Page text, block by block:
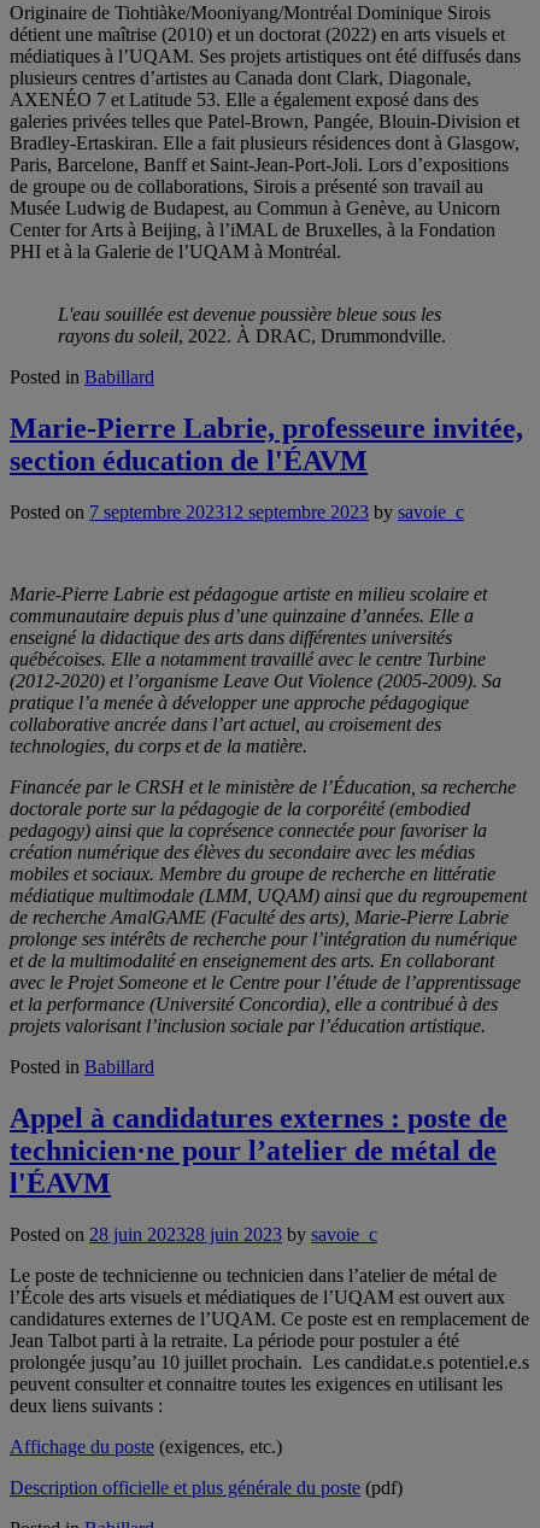
Originaire de Tiohtiàke/Mooniyang/Montréal Dominique Sirois
détient une maîtrise (2010) et un doctorat (2022) en arts visuels et
médiatiques à l’UQAM. Ses projets artistiques ont été diffusés dans
plusieurs centres d’artistes au Canada dont Clark, Diagonale,
AXENÉO 7 et Latitude 53. Elle a également exposé dans des
galeries privées telles que Patel-Brown, Pangée, Blouin-Division et
Bradley-Ertaskiran. Elle a fait plusieurs résidences dont à Glasgow,
Paris, Barcelone, Banff et Saint-Jean-Port-Joli. Lors d’expositions
de groupe ou de collaborations, Sirois a présenté son travail au
Musée Ludwig de Budapest, au Commun à Genève, au Unicorn
Center for Arts à Beijing, à l’iMAL de Bruxelles, à la Fondation
PHI et à la Galerie de l’UQAM à Montréal.
L'eau souillée est devenue poussière bleue sous les
rayons du soleil, 2022. À DRAC, Drummondville.
Posted in Babillard
Marie-Pierre Labrie, professeure invitée,
section éducation de l'ÉAVM
Posted on 7 septembre 202312 septembre 2023 by savoie_c
Marie-Pierre Labrie est pédagogue artiste en milieu scolaire et
communautaire depuis plus d’une quinzaine d’années. Elle a
enseigné la didactique des arts dans différentes universités
québécoises. Elle a notamment travaillé avec le centre Turbine
(2012-2020) et l’organisme Leave Out Violence (2005-2009). Sa
pratique l’a menée à développer une approche pédagogique
collaborative ancrée dans l’art actuel, au croisement des
technologies, du corps et de la matière.
Financée par le CRSH et le ministère de l’Éducation, sa recherche
doctorale porte sur la pédagogie de la corporéité (embodied
pedagogy) ainsi que la coprésence connectée pour favoriser la
création numérique des élèves du secondaire avec les médias
mobiles et sociaux. Membre du groupe de recherche en littératie
médiatique multimodale (LMM, UQAM) ainsi que du regroupement
de recherche AmalGAME (Faculté des arts), Marie-Pierre Labrie
prolonge ses intérêts de recherche pour l’intégration du numérique
et de la multimodalité en enseignement des arts. En collaborant
avec le Projet Someone et le Centre pour l’étude de l’apprentissage
et la performance (Université Concordia), elle a contribué à des
projets valorisant l’inclusion sociale par l’éducation artistique.
Posted in Babillard
Appel à candidatures externes : poste de
technicien·ne pour l’atelier de métal de
l'ÉAVM
Posted on 28 juin 202328 juin 2023 by savoie_c
Le poste de technicienne ou technicien dans l’atelier de métal de
l’École des arts visuels et médiatiques de l’UQAM est ouvert aux
candidatures externes de l’UQAM. Ce poste est en remplacement de
Jean Talbot parti à la retraite. La période pour postuler a été
prolongée jusqu’au 10 juillet prochain. Les candidat.e.s potentiel.e.s
peuvent consulter et connaitre toutes les exigences en utilisant les
deux liens suivants :
Affichage du poste (exigences, etc.)
Description officielle et plus générale du poste (pdf)